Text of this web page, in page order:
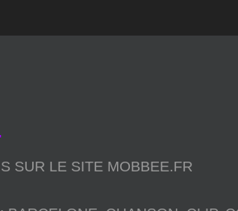
SUR LE SITE MOBBEE.FR